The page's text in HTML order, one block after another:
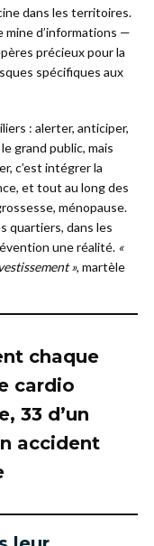
dans les territoires.
d’informations —
précieux pour la
spécifiques aux
: alerter, anticiper,
grand public, mais
c’est intégrer la
et tout au long des
ménopause.
quartiers, dans les
une réalité. «
», martèle
chaque
cardio
33 d’un
accident